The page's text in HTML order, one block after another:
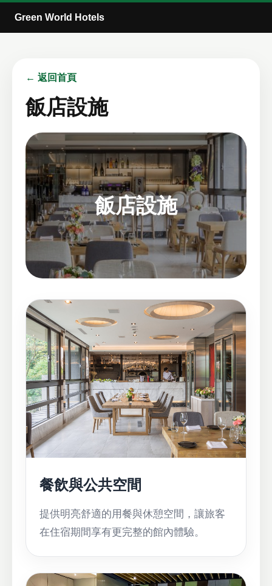
Green World Hotels
← 返回首頁
飯店設施
飯店設施
餐飲與公共空間
提供明亮舒適的用餐與休憩空間，讓旅客
在住宿期間享有更完整的館內體驗。